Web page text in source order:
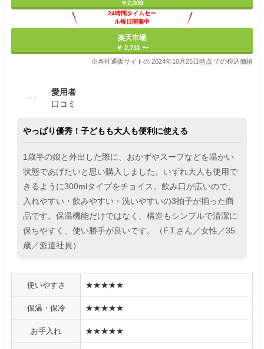
￥2,009
24時間タイムセー
ル毎日開催中
楽天市場
￥ 2,731 〜
※各社通販サイトの 2024年10月25日時点 での税込価格
愛用者
口コミ
やっぱり優秀！子どもも大人も便利に使える
1歳半の娘と外出した際に、おかずやスープなどを温かい
状態であげたいと思い購入しました。いずれ大人も使用で
きるように300mlタイプをチョイス。飲み口が広いので、
入れやすい・飲みやすい・洗いやすいの3拍子が揃った商
品です。保温機能だけではなく、構造もシンプルで清潔に
保ちやすく、使い勝手が良いです。（F.T.さん／女性／35
歳／派遣社員）
使いやすさ ★★★★★
保温・保冷 ★★★★★
お手入れ ★★★★★